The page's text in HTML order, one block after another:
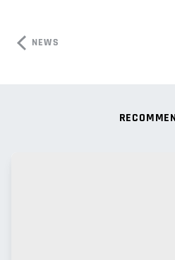
NEWS